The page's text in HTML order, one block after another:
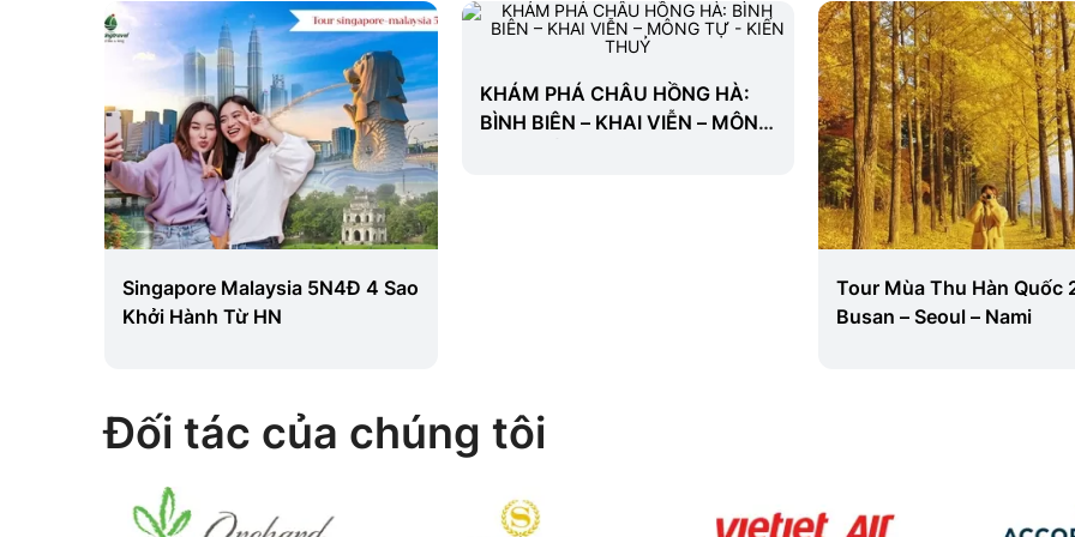
KHÁM PHÁ CHÂU HỒNG HÀ:
BÌNH BIÊN – KHAI VIỄN – MÔNG
TỰ - KIẾN THUỶ
RỰC RỠ SẮC THU CUNG
ĐƯỜNG VÀNG NHẬT BẢN
Đối tác của chúng tôi